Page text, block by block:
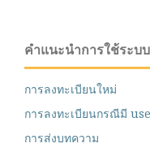
คำแนะนำการใช้ระบบ
การลงทะเบียนใหม่
การลงทะเบียนกรณีมี
การส่งบทความ